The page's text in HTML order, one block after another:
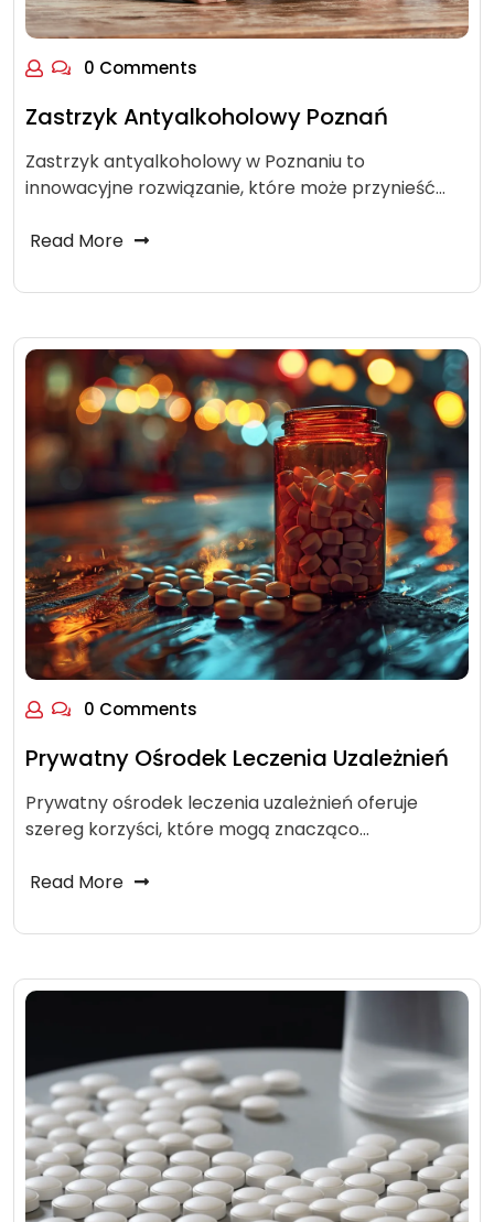
0 Comments
Zastrzyk Antyalkoholowy Poznań
Zastrzyk antyalkoholowy w Poznaniu to
innowacyjne rozwiązanie, które może przynieść…
Read More
0 Comments
Prywatny Ośrodek Leczenia Uzależnień
Prywatny ośrodek leczenia uzależnień oferuje
szereg korzyści, które mogą znacząco…
Read More